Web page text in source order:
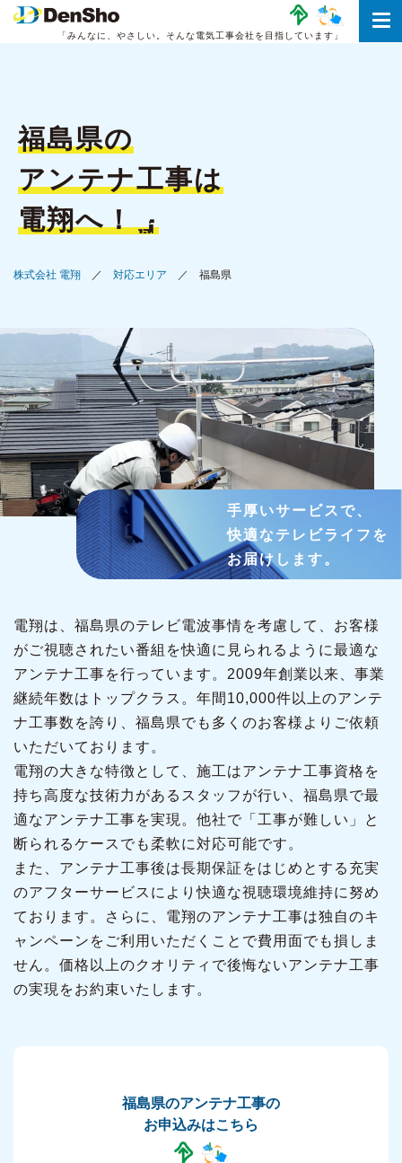
「みんなに、やさしい。 そんな電気工事会社を目指しています」
福島県の
アンテナ工事は
電翔へ！
株式会社 電翔 対応エリア 福島県
手厚いサービスで、
快適なテレビライフを
お届けします。
電翔は、福島県のテレビ電波事情を考慮して、お客様
がご視聴されたい番組を快適に見られるように最適な
アンテナ工事を行っています。2009年創業以来、事業
継続年数はトップクラス。年間10,000件以上のアンテ
ナ工事数を誇り、福島県でも多くのお客様よりご依頼
いただいております。
電翔の大きな特徴として、施工はアンテナ工事資格を
持ち高度な技術力があるスタッフが行い、福島県で最
適なアンテナ工事を実現。他社で「工事が難しい」と
断られるケースでも柔軟に対応可能です。
また、アンテナ工事後は長期保証をはじめとする充実
のアフターサービスにより快適な視聴環境維持に努め
ております。さらに、電翔のアンテナ工事は独自のキ
ャンペーンをご利用いただくことで費用面でも損しま
せん。価格以上のクオリティで後悔ないアンテナ工事
の実現をお約束いたします。
福島県のアンテナ工事の
お申込みはこちら